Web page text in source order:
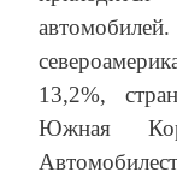
13,2%,
Южная